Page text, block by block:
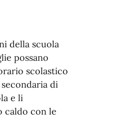
della scuola
possano
scolastico
di
e li
caldo con le